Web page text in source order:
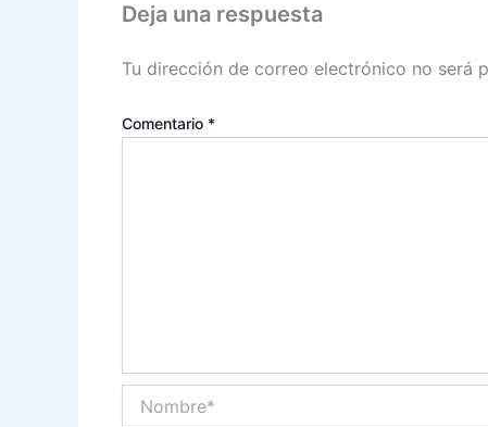
Deja una respuesta
Tu dirección de correo electrónico no será
Comentario *